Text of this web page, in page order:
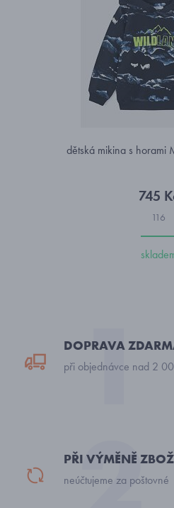
dětská mikina s
745
116
DOPRAVA
při objednávce nad 2
PŘI VÝMĚNĚ
neúčtujeme za poštovné